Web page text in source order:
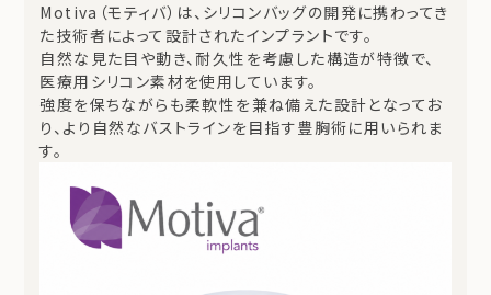
Motiva（モティバ）は、シリコンバッグの開発に携わってき
た技術者によって設計されたインプラントです。
自然な見た目や動き、耐久性を考慮した構造が特徴で、
医療用シリコン素材を使用しています。
強度を保ちながらも柔軟性を兼ね備えた設計となってお
り、より自然なバストラインを目指す豊胸術に用いられま
す。